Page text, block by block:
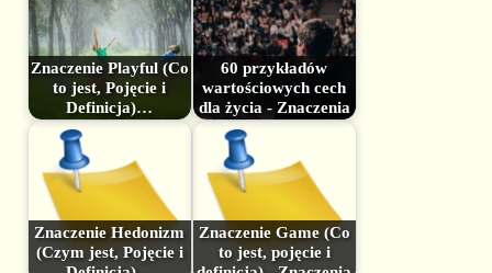
Znaczenie Playful (Co
to jest, Pojęcie i
Definicja)…
60 przykładów
wartościowych cech
dla życia - Znaczenia
Znaczenie Hedonizm
(Czym jest, Pojęcie i
Znaczenie Game (Co
to jest, pojęcie i